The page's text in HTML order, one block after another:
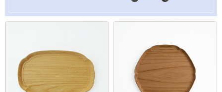
また、本来商品は専用箱に入れてお届けをすることにな
被災し、製造の再開までしばらくお時間をいただくこと
になりそうです。安定的に製造ができるようになるま
で、箱なしでお届けすることがございます。ご理解のほ
どよろしくお願いいたします。